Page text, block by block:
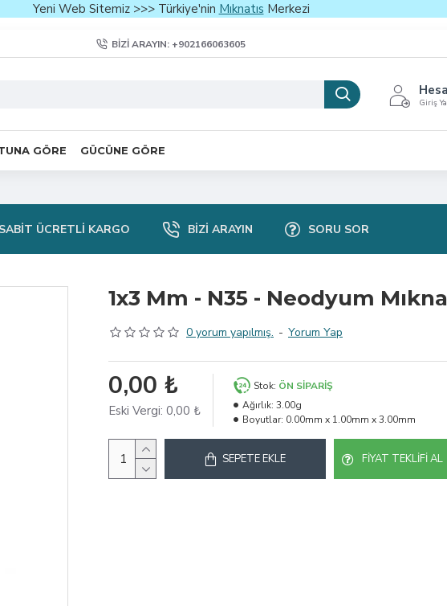
Yeni Web Sitemiz >>> Türkiye'nin Mıknatıs Merkezi
BIZI ARAYIN: +902166063605
Giriş
GÖRE GÜCÜNE GÖRE
SABIT ÜCRETLI KARGO BIZI ARAYIN SORU SOR
1x3 Mm - N35 - Neodyum
0 yorum yapılmış. - Yorum Yap
0,00 ₺
Eski Vergi: 0,00 ₺
Stok: ÖN SIPARIŞ
Ağırlık: 3.00g
Boyutlar: 0.00mm x 1.00mm x 3.00mm
SEPETE EKLE FIYAT TEKLIFI AL